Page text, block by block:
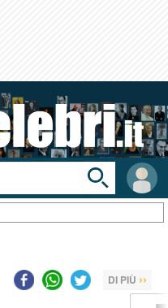
User
area
Toggle
search
bar
DI PIÙ ››